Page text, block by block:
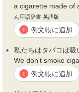
a cigarette made of
ん用語辞書 英語版
+ 例文帳に追加
私たちはタバコは吸
We don't smoke
+ 例文帳に追加